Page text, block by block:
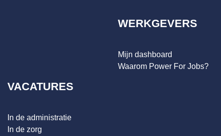
WERKGEVERS
Mijn dashboard
Waarom Power For Jobs?
VACATURES
In de administratie
In de zorg